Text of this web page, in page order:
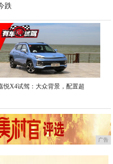
跌
2020-04-09
悦X4试驾：大众背景，配置超
广告